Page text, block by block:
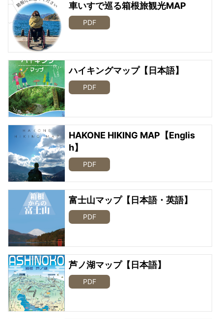
車いすで巡る箱根旅観光MAP
PDF
ハイキングマップ【日本語】
PDF
HAKONE HIKING MAP【Englis
h】
PDF
富士山マップ【日本語・英語】
PDF
芦ノ湖マップ【日本語】
PDF